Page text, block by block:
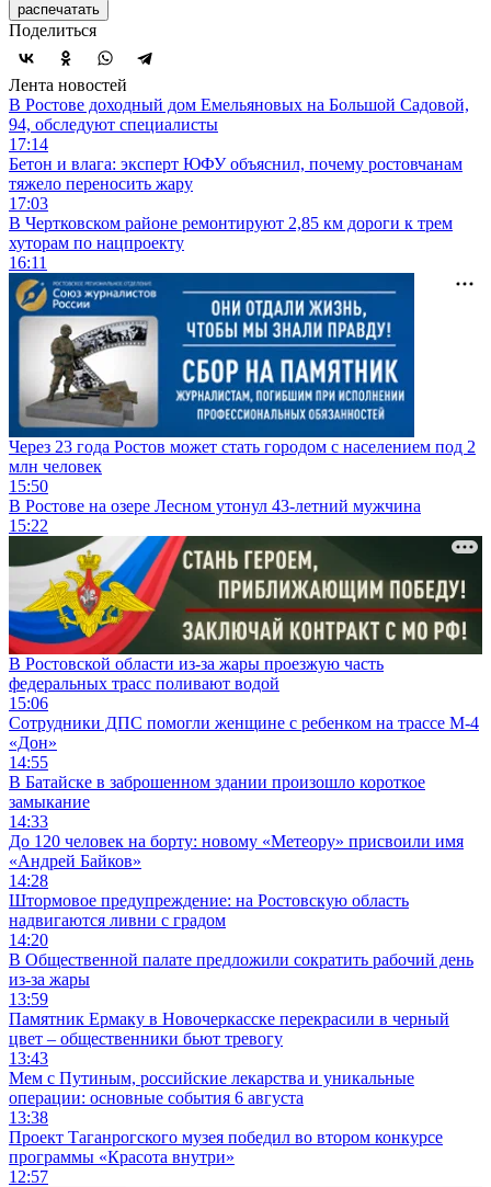
распечатать
Поделиться
Лента новостей
В Ростове доходный дом Емельяновых на Большой Садовой,
94, обследуют специалисты
17:14
Бетон и влага: эксперт ЮФУ объяснил, почему ростовчанам
тяжело переносить жару
17:03
В Чертковском районе ремонтируют 2,85 км дороги к трем
хуторам по нацпроекту
16:11
Через 23 года Ростов может стать городом с населением под 2
млн человек
15:50
В Ростове на озере Лесном утонул 43-летний мужчина
15:22
В Ростовской области из-за жары проезжую часть
федеральных трасс поливают водой
15:06
Сотрудники ДПС помогли женщине с ребенком на трассе М-4
«Дон»
14:55
В Батайске в заброшенном здании произошло короткое
замыкание
14:33
До 120 человек на борту: новому «Метеору» присвоили имя
«Андрей Байков»
14:28
Штормовое предупреждение: на Ростовскую область
надвигаются ливни с градом
14:20
В Общественной палате предложили сократить рабочий день
из-за жары
13:59
Памятник Ермаку в Новочеркасске перекрасили в черный
цвет – общественники бьют тревогу
13:43
Мем с Путиным, российские лекарства и уникальные
операции: основные события 6 августа
13:38
Проект Таганрогского музея победил во втором конкурсе
программы «Красота внутри»
12:57